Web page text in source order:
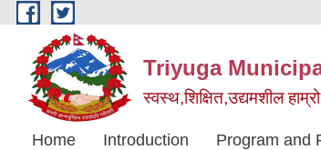
Skip to main content
Triyuga
स्वस्थ,शिक्षित,उद्यमशील
Home Introduction Program and